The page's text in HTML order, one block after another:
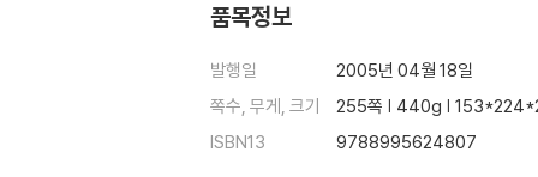
품목정보
발행일
2005년 04월 18일
쪽수, 무게, 크기
255쪽 | 440g |
ISBN13
9788995624807